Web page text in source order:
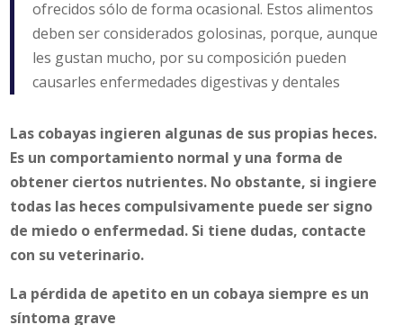
ofrecidos sólo de forma ocasional. Estos alimentos
deben ser considerados golosinas, porque, aunque
les gustan mucho, por su composición pueden
causarles enfermedades digestivas y dentales
Las cobayas ingieren algunas de sus propias heces.
Es un comportamiento normal y una forma de
obtener ciertos nutrientes. No obstante, si ingiere
todas las heces compulsivamente puede ser signo
de miedo o enfermedad. Si tiene dudas, contacte
con su veterinario.
La pérdida de apetito en un cobaya siempre es un
síntoma grave